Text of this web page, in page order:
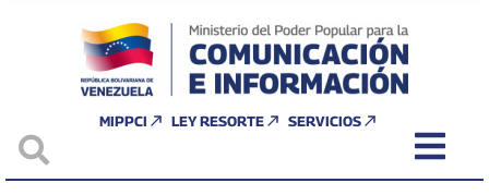
MIPPCI LEY RESORTE SERVICIOS